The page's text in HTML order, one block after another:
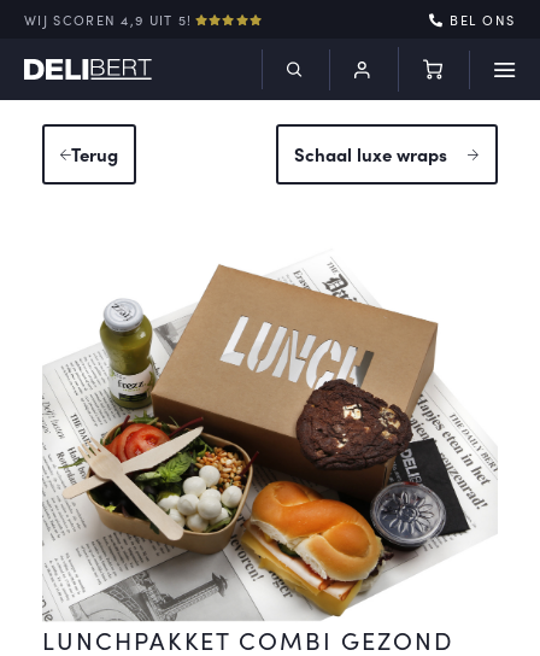
WIJ SCOREN 4,9 UIT 5! BEL ONS
Terug Schaal luxe wraps
LUNCHPAKKET COMBI GEZOND